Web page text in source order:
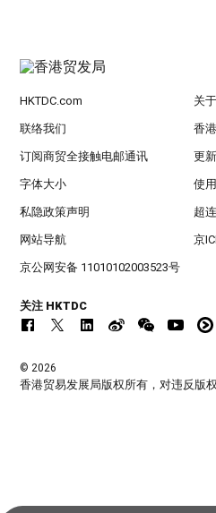
HKTDC.com 关
联络我们 香
订阅商贸全接触电邮通讯 更
字体大小 使
私隐政策声明 超
网站导航 京
京公网安备 11010102003523号
关注 HKTDC
© 2026
香港贸易发展局版权所有，对违反版